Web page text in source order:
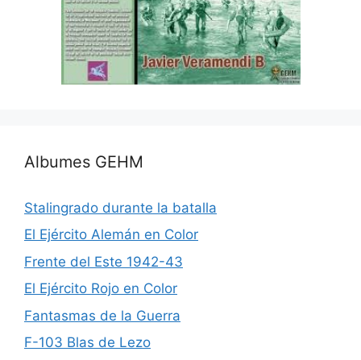
Albumes GEHM
Stalingrado durante la batalla
El Ejército Alemán en Color
Frente del Este 1942-43
El Ejército Rojo en Color
Fantasmas de la Guerra
F-103 Blas de Lezo